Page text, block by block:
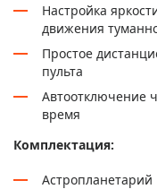
Настройка
движения
Простое
пульта
Автоотключение
время
Комплектация:
Астропланетарий